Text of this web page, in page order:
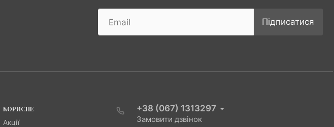
Підписатися
КОРИСНЕ
Акції
+38 (067) 1313297
Замовити дзвінок